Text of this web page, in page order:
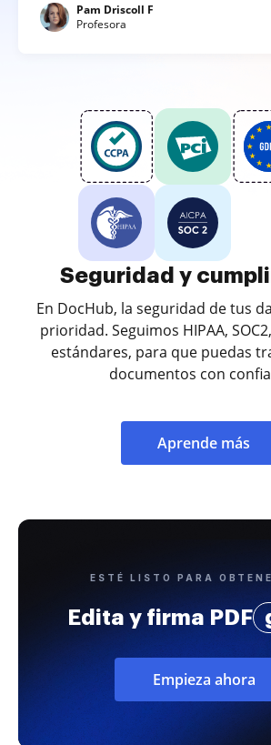
Pam Driscoll F
Profesora
Seguridad y
En DocHub, la seguridad de tus
prioridad. Seguimos HIPAA,
estándares, para que puedas
documentos con
Aprende más
ESTÉ LISTO PARA
Edita y firma PDF
Empieza ahora